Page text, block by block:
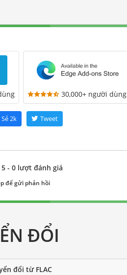
30,000+ người dùng
2k Tweet
- 0 lượt đánh giá
để gửi phản hồi
ĐỔI
đổi từ FLAC